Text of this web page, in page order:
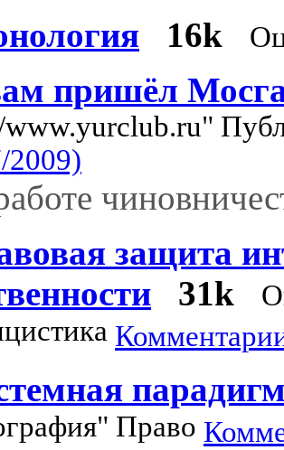
16k
пришёл
2009)
защита
31k
Право